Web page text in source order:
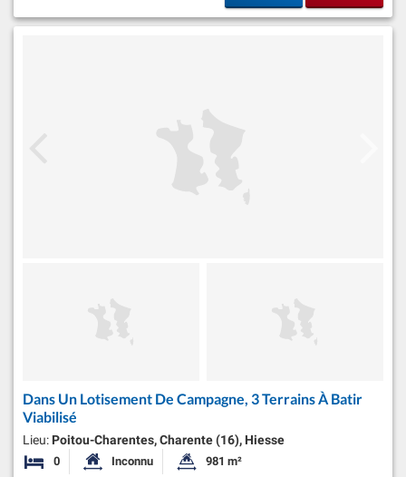
Dans Un Lotisement De Campagne, 3 Terrains À Batir
Viabilisé
Lieu: Poitou-Charentes, Charente (16), Hiesse
0 ChambresSurface habitable:
Inconnu Superficie du terrain:
981 m²